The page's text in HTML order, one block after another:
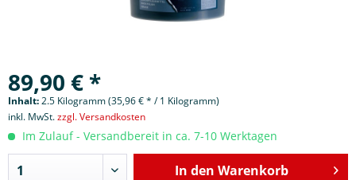
89,90 € *
Inhalt:2.5 Kilogramm (35,96 € * / 1 Kilogramm)
inkl. MwSt.zzgl. Versandkosten
Im Zulauf - Versandbereit in ca. 7-10 Werktagen
In den Warenkorb